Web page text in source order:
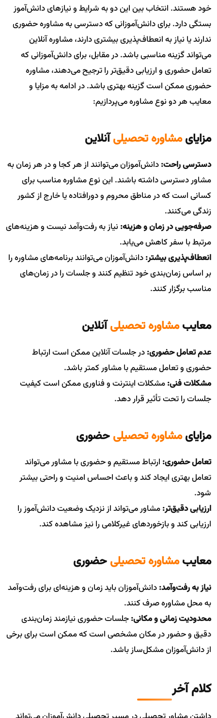
خود هستند. انتخاب بین این دو به شرایط و نیازهای دانش‌آموز
بستگی دارد. برای دانش‌آموزانی که دسترسی به مشاوره حضوری
ندارند یا نیاز به انعطاف‌پذیری بیشتری دارند، مشاوره آنلاین
می‌تواند گزینه مناسبی باشد. در مقابل، برای دانش‌آموزانی که
تعامل حضوری و ارزیابی دقیق‌تر را ترجیح می‌دهند، مشاوره
حضوری ممکن است گزینه بهتری باشد. در ادامه به مزایا و
معایب هر دو نوع مشاوره می‌پردازیم:
مزایایمشاوره تحصیلیآنلاین
دسترسی راحت:دانش‌آموزان می‌توانند از هر کجا و در هر زمان به
مشاور دسترسی داشته باشند. این نوع مشاوره مناسب برای
کسانی است که در مناطق محروم و دورافتاده یا خارج از کشور
زندگی می‌کنند.
صرفه‌جویی در زمان و هزینه:نیاز به رفت‌وآمد نیست و هزینه‌های
مرتبط با سفر کاهش می‌یابد.
انعطاف‌پذیری بیشتر:دانش‌آموزان می‌توانند برنامه‌های مشاوره را
بر اساس زمان‌بندی خود تنظیم کنند و جلسات را در زمان‌های
مناسب برگزار کنند.
معایبمشاوره تحصیلیآنلاین
عدم تعامل حضوری:در جلسات آنلاین ممکن است ارتباط
حضوری و تعامل مستقیم با مشاور کمتر باشد.
مشکلات فنی:مشکلات اینترنت و فناوری ممکن است کیفیت
جلسات را تحت تأثیر قرار دهد.
مزایایمشاوره تحصیلیحضوری
تعامل حضوری: ارتباط مستقیم و حضوری با مشاور می‌تواند
تعامل بهتری ایجاد کند و باعث احساس امنیت و راحتی بیشتر
شود.
ارزیابی دقیق‌تر:مشاور می‌تواند از نزدیک وضعیت دانش‌آموز را
ارزیابی کند و بازخوردهای غیرکلامی را نیز مشاهده کند.
معایبمشاوره تحصیلیحضوری
نیاز به رفت‌وآمد:دانش‌آموزان باید زمان و هزینه‌ای برای رفت‌وآمد
به محل مشاوره صرف کنند.
محدودیت زمانی و مکانی:جلسات حضوری نیازمند زمان‌بندی
دقیق و حضور در مکان مشخصی است که ممکن است برای برخی
از دانش‌آموزان مشکل‌ساز باشد.
کلام آخر